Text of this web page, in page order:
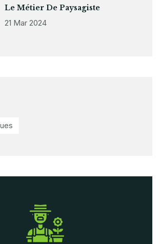
Le Métier De Paysagiste
21 Mar 2024